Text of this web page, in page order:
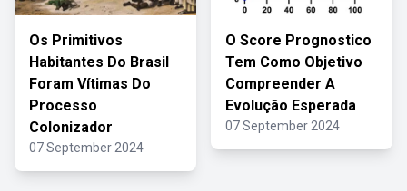
Os Primitivos
Habitantes Do Brasil
Foram Vítimas Do
Processo
Colonizador
07 September 2024
O Score Prognostico
Tem Como Objetivo
Compreender A
Evolução Esperada
07 September 2024